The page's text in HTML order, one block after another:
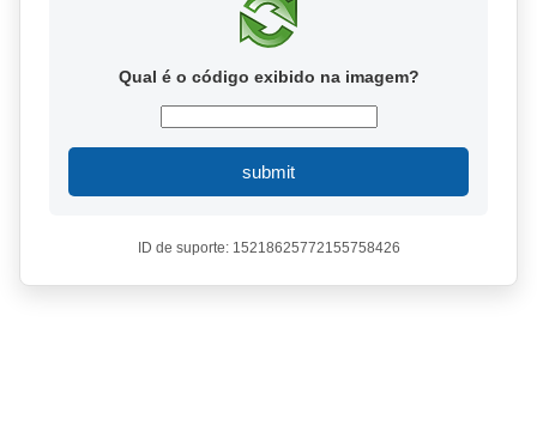
Qual é o código exibido na imagem?
submit
ID de suporte: 15218625772155758426